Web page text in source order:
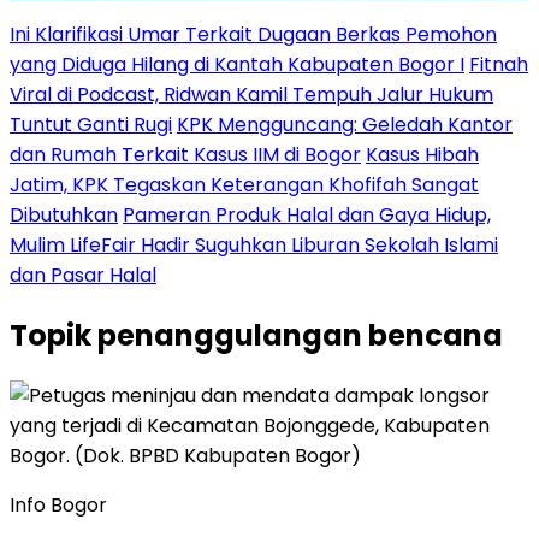
Ini Klarifikasi Umar Terkait Dugaan Berkas Pemohon
yang Diduga Hilang di Kantah Kabupaten Bogor I Fitnah
Viral di Podcast, Ridwan Kamil Tempuh Jalur Hukum
Tuntut Ganti Rugi KPK Mengguncang: Geledah Kantor
dan Rumah Terkait Kasus IIM di Bogor Kasus Hibah
Jatim, KPK Tegaskan Keterangan Khofifah Sangat
Dibutuhkan Pameran Produk Halal dan Gaya Hidup,
Mulim LifeFair Hadir Suguhkan Liburan Sekolah Islami
dan Pasar Halal
Topikpenanggulangan bencana
Info Bogor